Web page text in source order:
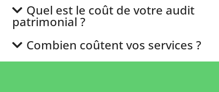
Quel est le coût de votre audit
patrimonial ?
Combien coûtent vos services ?